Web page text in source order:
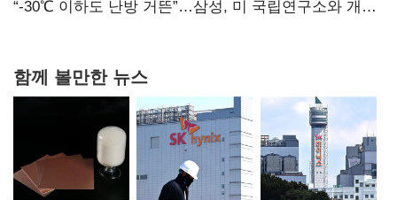
없어”
“-30℃ 이하도 난방 거뜬”…삼성, 미 국립연구소와 개발
함께 볼만한 뉴스